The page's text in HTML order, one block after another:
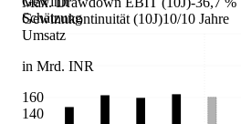
Gewinnkontinuität (10J)10/10 Jahre
Umsatz
in Mrd. INR
160
140
Schätzung